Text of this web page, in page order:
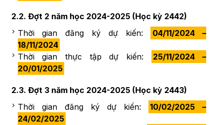
2.2. Đợt 2 năm học 2024-2025 (Học kỳ 2442)
Thời gian đăng ký dự kiến:
04/11/2024 –
18/11/2024
Thời gian thực tập dự kiến:
25/11/2024 –
20/01/2025
2.3. Đợt 3 năm học 2024-2025 (Học kỳ 2443)
Thời gian đăng ký dự kiến:
10/02/2025 –
24/02/2025